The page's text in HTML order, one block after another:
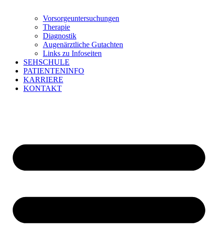
Vorsorgeuntersuchungen
Therapie
Diagnostik
Augenärztliche Gutachten
Links zu Infoseiten
SEHSCHULE
PATIENTENINFO
KARRIERE
KONTAKT